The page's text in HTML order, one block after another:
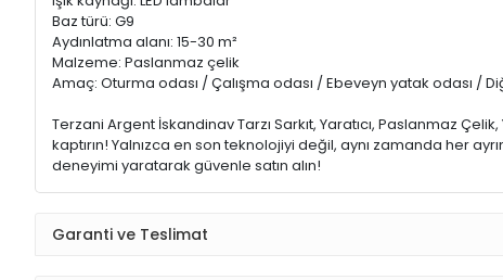
Baz türü: G9
Aydınlatma alanı: 15-30 m²
Malzeme: Paslanmaz çelik
Amaç: Oturma odası / Çalışma odası / Ebeveyn yatak odası /
Terzani Argent İskandinav Tarzı Sarkıt, Yaratıcı, Paslanmaz
kaptırın! Yalnızca en son teknolojiyi değil, aynı zamanda her
deneyimi yaratarak güvenle satın alın!
Garanti ve Teslimat